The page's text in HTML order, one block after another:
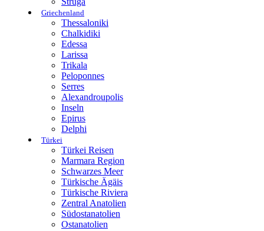
Griechenland
Thessaloniki
Chalkidiki
Edessa
Larissa
Trikala
Peloponnes
Serres
Alexandroupolis
Inseln
Epirus
Delphi
Türkei
Türkei Reisen
Marmara Region
Schwarzes Meer
Türkische Ägäis
Türkische Riviera
Zentral Anatolien
Südostanatolien
Ostanatolien